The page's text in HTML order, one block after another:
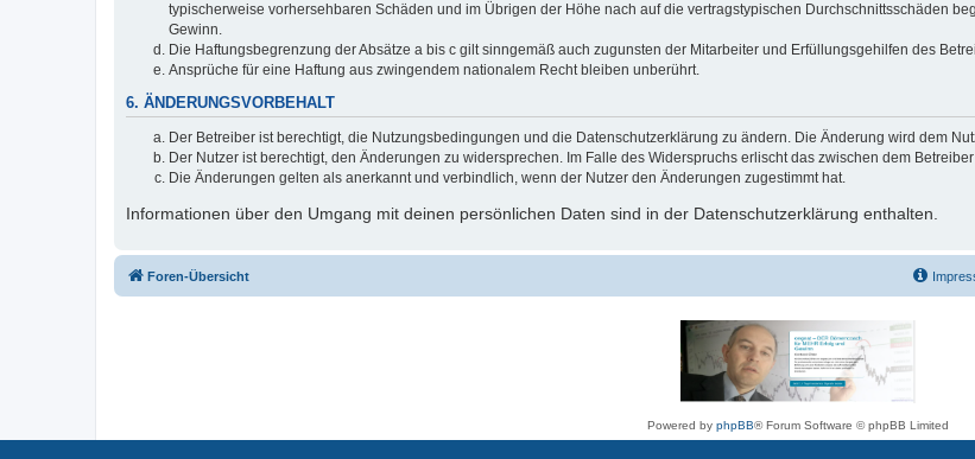
typischerweise vorhersehbaren Schäden und im Übrigen der Höhe nach auf die vertragstypischen Durchschnittsschäden
Gewinn.
Die Haftungsbegrenzung der Absätze a bis c gilt sinngemäß auch zugunsten der Mitarbeiter und Erfüllungsgehilfen des
Ansprüche für eine Haftung aus zwingendem nationalem Recht bleiben unberührt.
6. ÄNDERUNGSVORBEHALT
Der Betreiber ist berechtigt, die Nutzungsbedingungen und die Datenschutzerklärung zu ändern. Die Änderung wird dem
Der Nutzer ist berechtigt, den Änderungen zu widersprechen. Im Falle des Widerspruchs erlischt das zwischen dem
Die Änderungen gelten als anerkannt und verbindlich, wenn der Nutzer den Änderungen zugestimmt hat.
Informationen über den Umgang mit deinen persönlichen Daten sind in der Datenschutzerklärung enthalten.
Foren-Übersicht
Powered by phpBB® Forum Software © phpBB Limited